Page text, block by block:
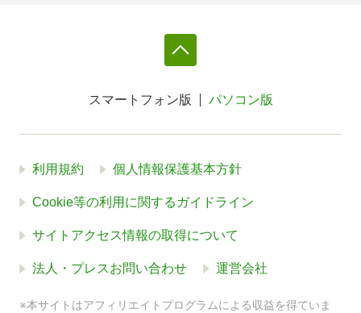
スマートフォン版 パソコン版
利用規約 個人情報保護基本方針
Cookie等の利用に関するガイドライン
サイトアクセス情報の取得について
法人・プレスお問い合わせ 運営会社
※本サイトはアフィリエイトプログラムによる収益を得ていま